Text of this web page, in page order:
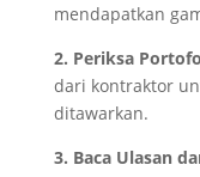
mendapatkan
2. Periksa
dari kontraktor
ditawarkan.
3. Baca Ulasan